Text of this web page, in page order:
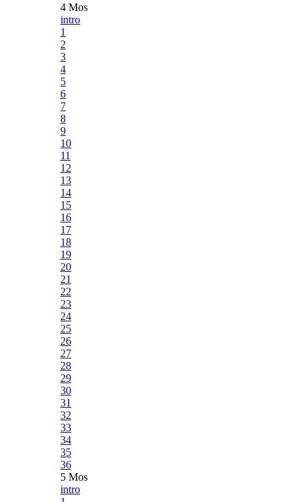
4 Mos
intro
1
2
3
4
5
6
7
8
9
10
11
12
13
14
15
16
17
18
19
20
21
22
23
24
25
26
27
28
29
30
31
32
33
34
35
36
5 Mos
intro